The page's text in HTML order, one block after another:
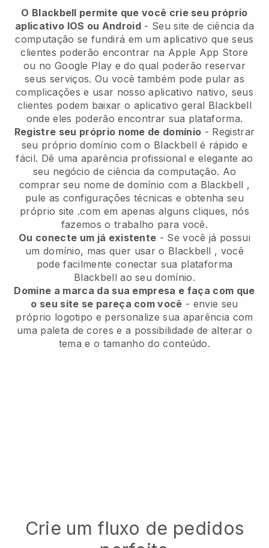
O Blackbell permite que você crie seu próprio
aplicativo IOS ou Android - Seu site de ciência da
computação se fundirá em um aplicativo que seus
clientes poderão encontrar na Apple App Store
ou no Google Play e do qual poderão reservar
seus serviços. Ou você também pode pular as
complicações e usar nosso aplicativo nativo, seus
clientes podem baixar o aplicativo geral Blackbell
onde eles poderão encontrar sua plataforma.
Registre seu próprio nome de domínio - Registrar
seu próprio domínio com o Blackbell é rápido e
fácil. Dê uma aparência profissional e elegante ao
seu negócio de ciência da computação. Ao
comprar seu nome de domínio com a Blackbell ,
pule as configurações técnicas e obtenha seu
próprio site .com em apenas alguns cliques, nós
fazemos o trabalho para você.
Ou conecte um já existente - Se você já possui
um domínio, mas quer usar o Blackbell , você
pode facilmente conectar sua plataforma
Blackbell ao seu domínio.
Domine a marca da sua empresa e faça com que
o seu site se pareça com você - envie seu
próprio logotipo e personalize sua aparência com
uma paleta de cores e a possibilidade de alterar o
tema e o tamanho do conteúdo.
Crie um fluxo de pedidos